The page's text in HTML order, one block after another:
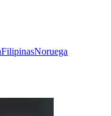
FilipinasNoruega